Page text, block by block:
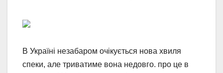
В Україні незабаром очікується нова хвиля
спеки, але триватиме вона недовго. про це в